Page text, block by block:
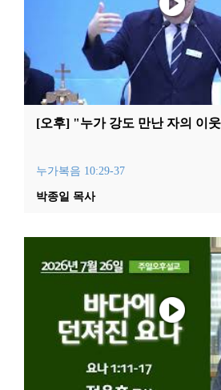
[오후] "누가 강도 만난 자의 이
누가복음 10:29-37
박종일 목사